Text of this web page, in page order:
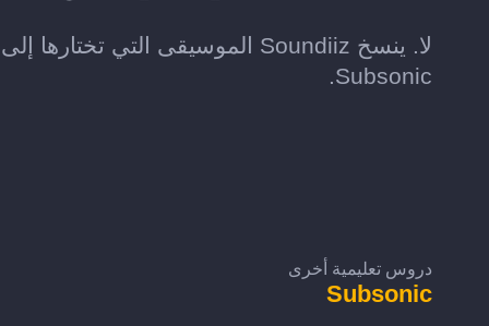
Subsonic.
دروس تعليمية أخرى
Subsonic